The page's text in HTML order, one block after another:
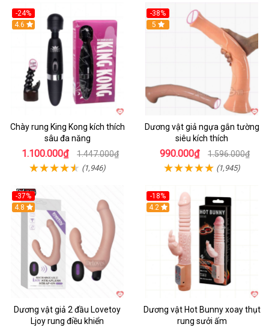
-24%
4.6
Chày rung King Kong kích thích
sâu đa năng
1.100.000₫ 1.447.000₫
(1,946)
-38%
Hot
5
Dương vật giả ngựa gắn tường
siêu kích thích
990.000₫ 1.596.000₫
(1,945)
-37%
Hot
4.8
Dương vật giả 2 đầu Lovetoy
Ljoy rung điều khiển
-18%
Hot
4.2
Dương vật Hot Bunny xoay thụt
rung sưởi ấm